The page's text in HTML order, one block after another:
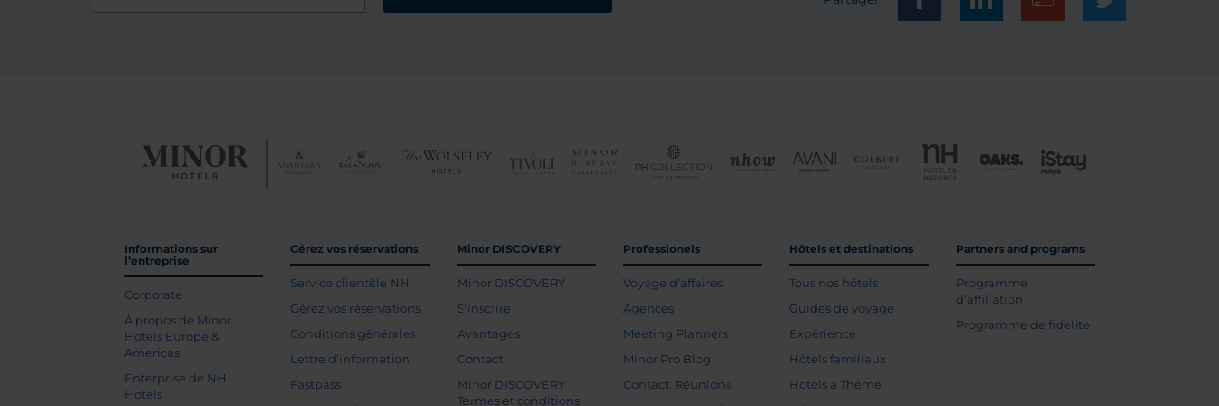
Informations sur
l’entreprise
Corporate
À propos de Minor
Hotels Europe &
Americas
Enterprise de NH
Hotels
Gérez vos réservations
Service clientèle NH
Gérez vos réservations
Conditions générales
Lettre d’information
Fastpass
Minor DISCOVERY
Minor DISCOVERY
S'inscrire
Avantages
Contact
Minor DISCOVERY
Termes et conditions
Professionels
Voyage d’affaires
Agences
Meeting Planners
Minor Pro Blog
Contact: Réunions
Hôtels et destinations
Tous nos hôtels
Guides de voyage
Expérience
Hôtels familiaux
Hotels a Theme
Partners and programs
Programme
d’affiliation
Programme de fidélité